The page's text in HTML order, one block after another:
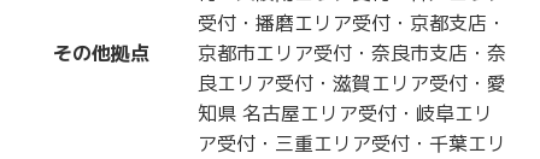
その他拠点
受付・播磨エリア受付・京都支店・
京都市エリア受付・奈良市支店・奈
良エリア受付・滋賀エリア受付・愛
知県 名古屋エリア受付・岐阜エリ
ア受付・三重エリア受付・千葉エリ